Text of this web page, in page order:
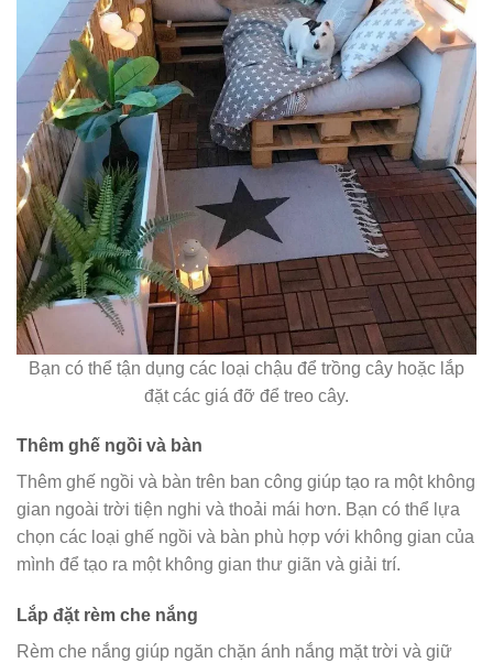
Bạn có thể tận dụng các loại chậu để trồng cây hoặc lắp
đặt các giá đỡ để treo cây.
Thêm ghế ngồi và bàn
Thêm ghế ngồi và bàn trên ban công giúp tạo ra một không
gian ngoài trời tiện nghi và thoải mái hơn. Bạn có thể lựa
chọn các loại ghế ngồi và bàn phù hợp với không gian của
mình để tạo ra một không gian thư giãn và giải trí.
Lắp đặt rèm che nắng
Rèm che nắng giúp ngăn chặn ánh nắng mặt trời và giữ